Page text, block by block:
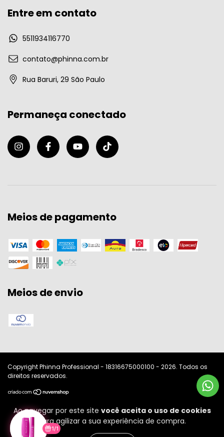
Ao navegar por este site você aceita o uso de cookies
para agilizar a sua experiência de compra.
Entre em contato
5511934116770
contato@phinna.com.br
Rua Baruri, 29 São Paulo
Permaneça conectado
Meios de pagamento
Meios de envio
Copyright Phinna Professional - 18316675000100 - 2026. Todos os
direitos reservados.
1/1